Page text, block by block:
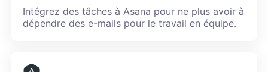
Intégrez des tâches à Asana pour ne plus avoir à
dépendre des e-mails pour le travail en équipe.